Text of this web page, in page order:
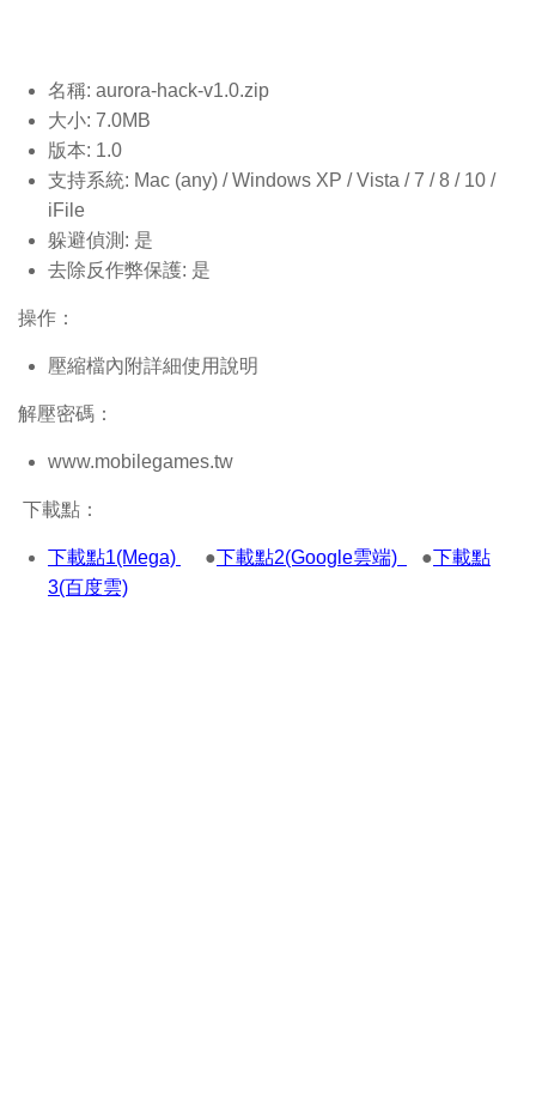
名稱: aurora-hack-v1.0.zip
大小: 7.0MB
版本: 1.0
支持系統: Mac (any) / Windows XP / Vista / 7 / 8 / 10 /
iFile
躲避偵測: 是
去除反作弊保護: 是
操作：
壓縮檔內附詳細使用說明
解壓密碼：
www.mobilegames.tw
下載點：
下載點1(Mega) ●下載點2(Google雲端) ●下載點
3(百度雲)